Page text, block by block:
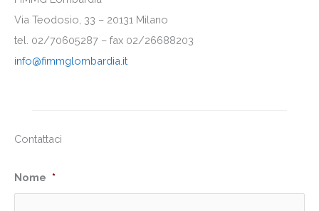
Via Teodosio, 33 – 20131 Milano
tel. 02/70605287 – fax 02/26688203
info@fimmglombardia.it
Contattaci
Nome *